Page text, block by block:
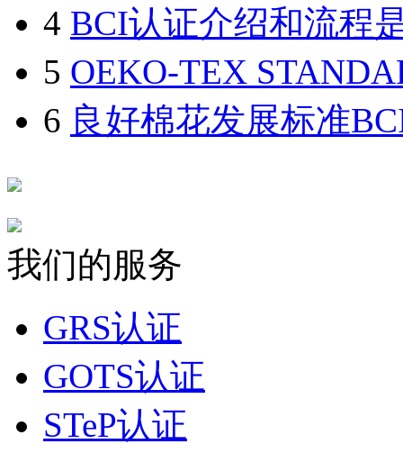
4 BCI认证介绍和流程
5 OEKO-TEX
6 良好棉花发展标准
我们的服务
GRS认证
GOTS认证
STeP认证